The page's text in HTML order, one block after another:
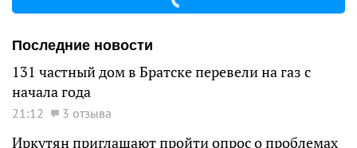
Последние новости
131 частный дом в Братске перевели на газ с
начала года
21:12 3 отзыва
Иркутян приглашают пройти опрос о проблемах